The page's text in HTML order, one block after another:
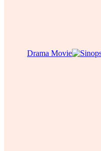
Drama Movie